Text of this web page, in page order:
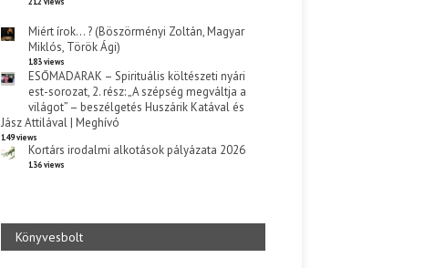
Miért írok… ? (Böszörményi Zoltán, Magyar
Miklós, Török Ági)
183 views
ESŐMADARAK – Spirituális költészeti nyári
est-sorozat, 2. rész: „A szépség megváltja a
világot” – beszélgetés Huszárik Katával és
Jász Attilával | Meghívó
149 views
Kortárs irodalmi alkotások pályázata 2026
136 views
Könyvesbolt